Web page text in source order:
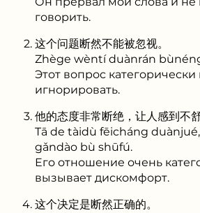
говорить.
这个问题断然不能被忽视。
Zhège wèntí duànrán
Этот вопрос категорически
игнорировать.
他的态度非常断绝，让人感到不舒
Tā de tàidù fēicháng
gǎndào bù shūfú.
Его отношение очень
вызывает дискомфорт.
这个决定是断然正确的。